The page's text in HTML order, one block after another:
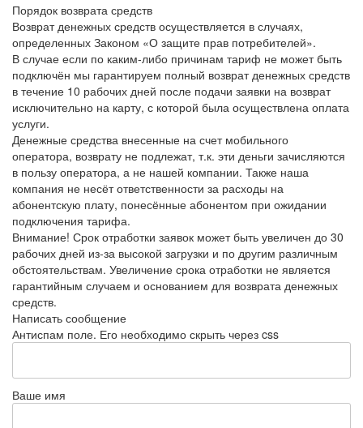
Порядок возврата средств
Возврат денежных средств осуществляется в случаях,
определенных Законом «О защите прав потребителей».
В случае если по каким-либо причинам тариф не может быть
подключён мы гарантируем полный возврат денежных средств
в течение 10 рабочих дней после подачи заявки на возврат
исключительно на карту, с которой была осуществлена оплата
услуги.
Денежные средства внесенные на счет мобильного
оператора, возврату не подлежат, т.к. эти деньги зачисляются
в пользу оператора, а не нашей компании. Также наша
компания не несёт ответственности за расходы на
абонентскую плату, понесённые абонентом при ожидании
подключения тарифа.
Внимание! Срок отработки заявок может быть увеличен до 30
рабочих дней из-за высокой загрузки и по другим различным
обстоятельствам. Увеличение срока отработки не является
гарантийным случаем и основанием для возврата денежных
средств.
Написать сообщение
Антиспам поле. Его необходимо скрыть через css
Ваше имя